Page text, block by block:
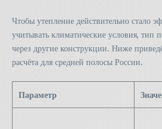
Чтобы утепление действительно стало
учитывать климатические условия, тип
через другие конструкции. Ниже
расчёта для средней полосы России.
Параметр